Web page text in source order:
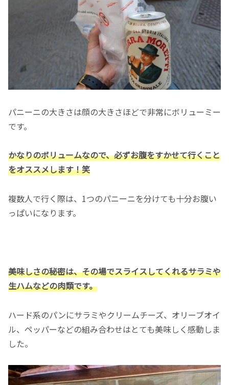
パニーニの大きさは顔の大きさほどで非常にボリューミー
です。
かなりのボリュームなので、必ずお腹をすかせて行くこと
をオススメします！笑
複数人で行く際は、1つのパニーニを分けても十分お腹い
っぱいになります。
美味しさの秘密は、その場でスライスしてくれるサラミや
生ハムなどの肉類です。
ハード系のパンにサラミやクリームチーズ、オリーブオイ
ル、ペッパーなどの組み合わせはとても美味しく感動しま
した。